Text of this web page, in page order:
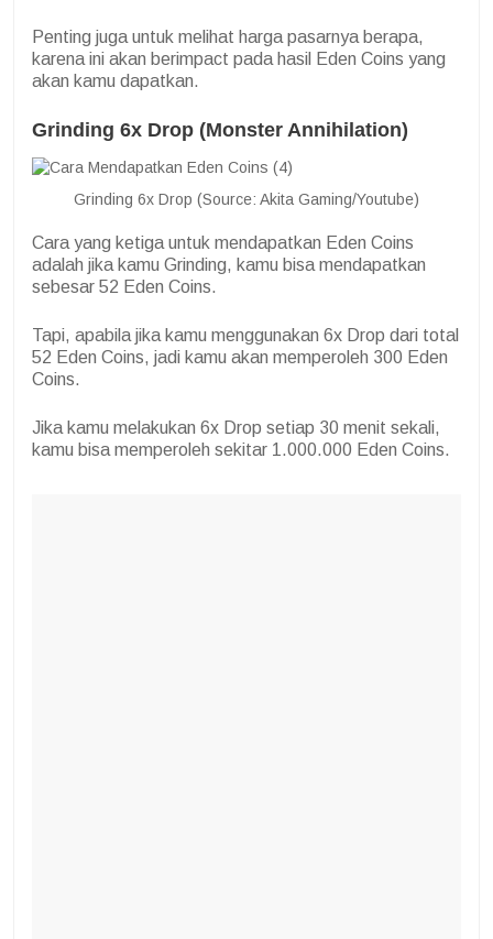
Penting juga untuk melihat harga pasarnya berapa,
karena ini akan berimpact pada hasil Eden Coins yang
akan kamu dapatkan.
Grinding 6x Drop (Monster Annihilation)
Grinding 6x Drop (Source: Akita Gaming/Youtube)
Cara yang ketiga untuk mendapatkan Eden Coins
adalah jika kamu Grinding, kamu bisa mendapatkan
sebesar 52 Eden Coins.
Tapi, apabila jika kamu menggunakan 6x Drop dari total
52 Eden Coins, jadi kamu akan memperoleh 300 Eden
Coins.
Jika kamu melakukan 6x Drop setiap 30 menit sekali,
kamu bisa memperoleh sekitar 1.000.000 Eden Coins.